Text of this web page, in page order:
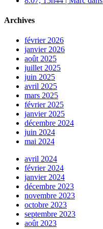
Archives
février 2026
janvier 2026
août 2025
juillet 2025
juin 2025
avril 2025
mars 2025
février 2025
janvier 2025
décembre 2024
juin 2024
mai 2024
avril 2024
février 2024
janvier 2024
décembre 2023
novembre 2023
octobre 2023
septembre 2023
août 2023